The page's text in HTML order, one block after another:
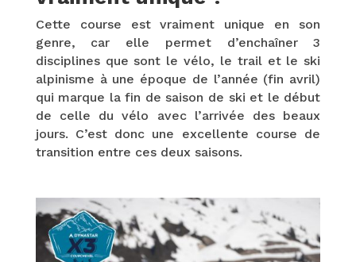
Cette course est vraiment unique en son
genre, car elle permet d’enchaîner 3
disciplines que sont le vélo, le trail et le ski
alpinisme à une époque de l’année (fin avril)
qui marque la fin de saison de ski et le début
de celle du vélo avec l’arrivée des beaux
jours. C’est donc une excellente course de
transition entre ces deux saisons.